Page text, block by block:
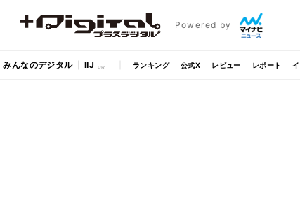
Powered by
みんなのデジタル IIJ ランキング 公式X レビュー レポート